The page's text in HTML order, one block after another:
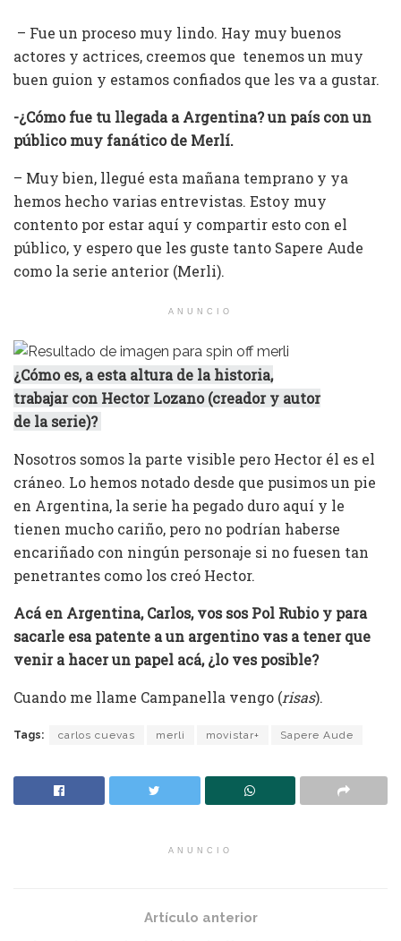
– Fue un proceso muy lindo. Hay muy buenos
actores y actrices, creemos que tenemos un muy
buen guion y estamos confiados que les va a gustar.
-¿Cómo fue tu llegada a Argentina? un país con un
público muy fanático de Merlí.
– Muy bien, llegué esta mañana temprano y ya
hemos hecho varias entrevistas. Estoy muy
contento por estar aquí y compartir esto con el
público, y espero que les guste tanto Sapere Aude
como la serie anterior (Merli).
ANUNCIO
¿Cómo es, a esta altura de la historia,
trabajar con Hector Lozano (creador y autor
de la serie)?
Nosotros somos la parte visible pero Hector él es el
cráneo. Lo hemos notado desde que pusimos un pie
en Argentina, la serie ha pegado duro aquí y le
tienen mucho cariño, pero no podrían haberse
encariñado con ningún personaje si no fuesen tan
penetrantes como los creó Hector.
Acá en Argentina, Carlos, vos sos Pol Rubio y para
sacarle esa patente a un argentino vas a tener que
venir a hacer un papel acá, ¿lo ves posible?
Cuando me llame Campanella vengo (risas).
Tags: carlos cuevas merli movistar+ Sapere Aude
ANUNCIO
Artículo anterior